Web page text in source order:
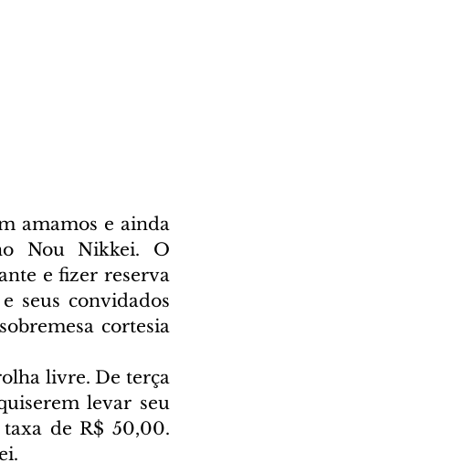
amamos e ainda
Nou Nikkei. O
e fizer reserva
seus convidados
cortesia
livre. De terça
levar seu
de R$ 50,00.